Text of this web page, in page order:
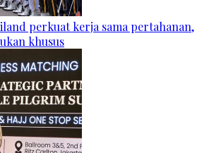
perkuat kerja sama pertahanan,
khusus